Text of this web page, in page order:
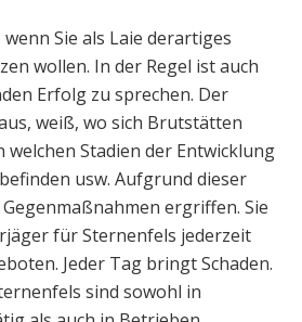
Sie als Laie derartiges
wollen. In der Regel ist auch
Erfolg zu sprechen. Der
weiß, wo sich Brutstätten
welchen Stadien der Entwicklung
usw. Aufgrund dieser
ergriffen. Sie
für Sternenfels jederzeit
Jeder Tag bringt Schaden.
sind sowohl in